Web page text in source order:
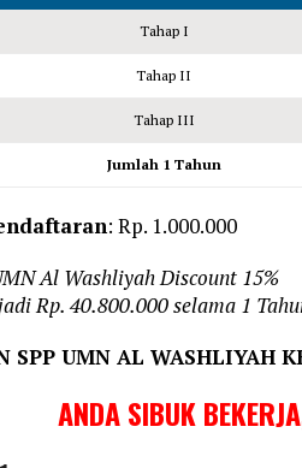
Tahap I
Tahap II
Tahap III
Jumlah 1 Tahun
: Rp. 1.000.000
Al Washliyah Discount 15%
Rp. 40.800.000 selama 1
SPP UMN AL WASHLIYAH
ANDA SIBUK